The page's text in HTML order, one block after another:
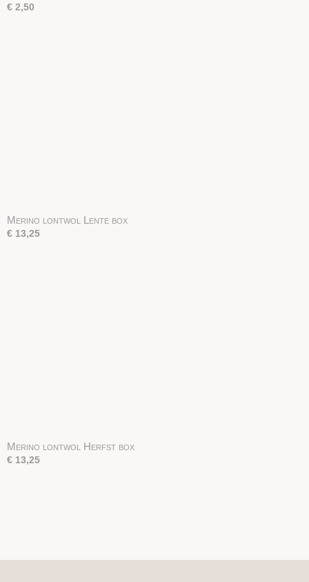
€ 2,50
Merino lontwol Lente box
€ 13,25
Merino lontwol Herfst box
€ 13,25